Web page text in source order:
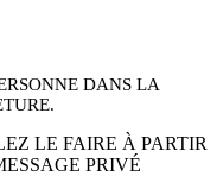
DANS LA
LE FAIRE À PARTIR
PRIVÉ